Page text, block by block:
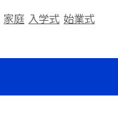
家庭 入学式 始業式